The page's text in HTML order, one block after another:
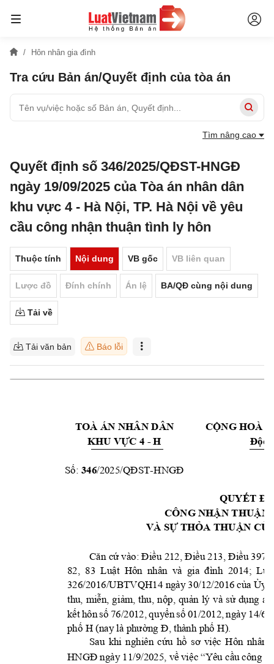
Hôn nhân gia đình
Tra cứu Bản án/Quyết định của tòa án
Tìm nâng cao
Quyết định số 346/2025/QĐST-HNGĐ
ngày 19/09/2025 của Tòa án nhân dân
khu vực 4 - Hà Nội, TP. Hà Nội về yêu
cầu công nhận thuận tình ly hôn
Thuộc tính Nội dung VB gốc VB liên quan
Lược đồ Đính chính Án lệ BA/QĐ cùng nội dung
Tải về
Tải văn bản Báo lỗi
TOÀ ÁN NHÂN DÂN
KHU VỰC 4 - H
Số: 346/2025/QĐST-HNGĐ
CỘNG HOÀ
Độc
QUYẾT
CÔNG NHẬN THUẬN
VÀ SỰ THỎA THUẬN
Căn cứ vào: Điều 212, Điều 213, Điều 397
82,
83 Luật  Hôn nhân và gia đình
  2014
;
326/2016/UBTVQH14 ngày 30/12/2016 của Ủy
thu, miễn, giảm, thu, nộp, quản lý và sử dụng án
kết hôn số 76/2012, quyển số 01/2012, ngày 14/6
phố H (nay là phường Đ, thành phố H).
Sau khi nghiên cứu hồ sơ việc Hôn nhân
HNGĐ ngày 1 1/9/2025, về việc “Yêu cầu công